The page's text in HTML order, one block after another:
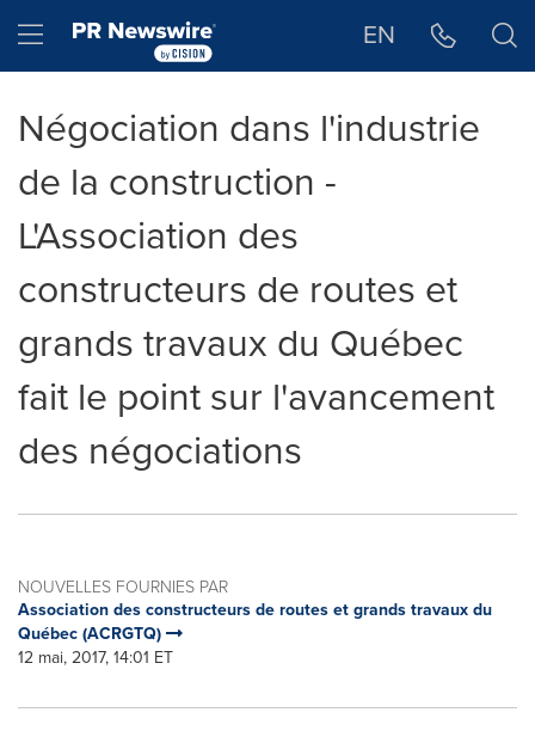
Hamburger menu EN
Négociation dans l'industrie
de la construction -
L'Association des
constructeurs de routes et
grands travaux du Québec
fait le point sur l'avancement
des négociations
NOUVELLES FOURNIES PAR
Association des constructeurs de routes et grands travaux du
Québec (ACRGTQ)
12 mai, 2017, 14:01 ET